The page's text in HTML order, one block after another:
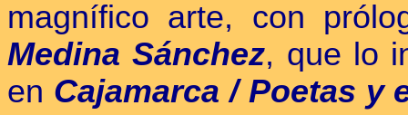
magnífico arte, con
Medina Sánchez, que lo
en Cajamarca / Poetas y